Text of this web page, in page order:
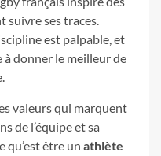
suivre ses traces.
est palpable, et
à donner le meilleur de
valeurs qui marquent
de l’équipe et sa
qu’est être un athlète